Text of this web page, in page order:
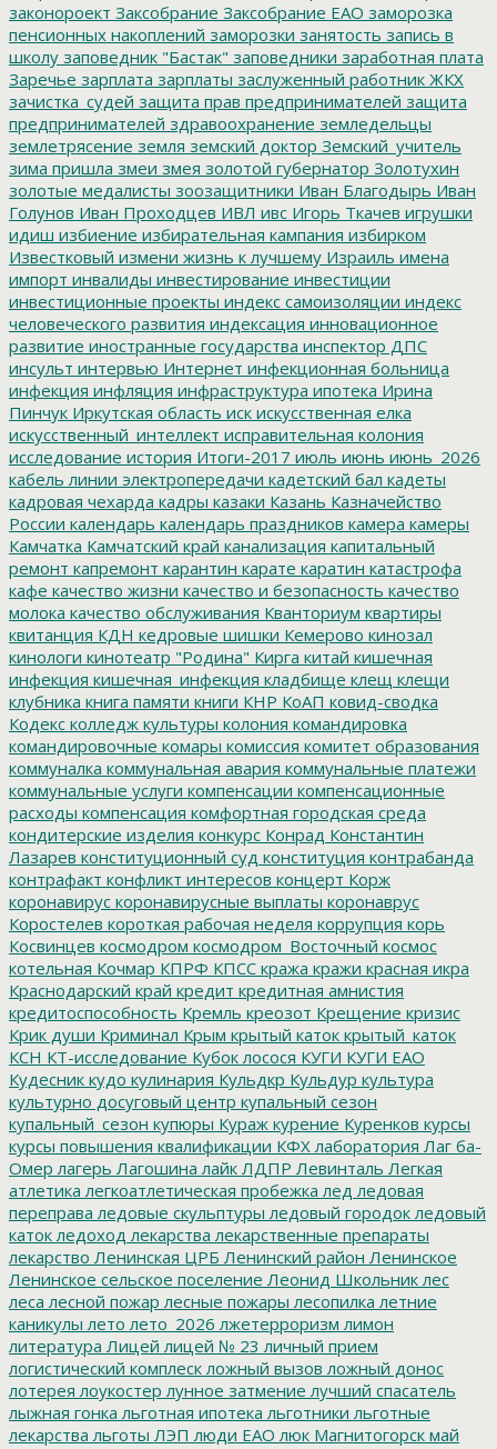
законороект Заксобрание Заксобрание ЕАО заморозка
пенсионных накоплений заморозки занятость запись в
школу заповедник "Бастак" заповедники заработная плата
Заречье зарплата зарплаты заслуженный работник ЖКХ
зачистка_судей защита прав предпринимателей защита
предпринимателей здравоохранение земледельцы
землетрясение земля земский доктор Земский_учитель
зима пришла змеи змея золотой губернатор Золотухин
золотые медалисты зоозащитники Иван Благодырь Иван
Голунов Иван Проходцев ИВЛ ивс Игорь Ткачев игрушки
идиш избиение избирательная кампания избирком
Известковый измени жизнь к лучшему Израиль имена
импорт инвалиды инвестирование инвестиции
инвестиционные проекты индекс самоизоляции индекс
человеческого развития индексация инновационное
развитие иностранные государства инспектор ДПС
инсульт интервью Интернет инфекционная больница
инфекция инфляция инфраструктура ипотека Ирина
Пинчук Иркутская область иск искусственная елка
искусственный_интеллект исправительная колония
исследование история Итоги-2017 июль июнь июнь_2026
кабель линии электропередачи кадетский бал кадеты
кадровая чехарда кадры казаки Казань Казначейство
России календарь календарь праздников камера камеры
Камчатка Камчатский край канализация капитальный
ремонт капремонт карантин карате каратин катастрофа
кафе качество жизни качество и безопасность качество
молока качество обслуживания Кванториум квартиры
квитанция КДН кедровые шишки Кемерово кинозал
кинологи кинотеатр "Родина" Кирга китай кишечная
инфекция кишечная_инфекция кладбище клещ клещи
клубника книга памяти книги КНР КоАП ковид-сводка
Кодекс колледж культуры колония командировка
командировочные комары комиссия комитет образования
коммуналка коммунальная авария коммунальные платежи
коммунальные услуги компенсации компенсационные
расходы компенсация комфортная городская среда
кондитерские изделия конкурс Конрад Константин
Лазарев конституционный суд конституция контрабанда
контрафакт конфликт интересов концерт Корж
коронавирус коронавирусные выплаты коронаврус
Коростелев короткая рабочая неделя коррупция корь
Косвинцев космодром космодром_Восточный космос
котельная Кочмар КПРФ КПСС кража кражи красная икра
Краснодарский край кредит кредитная амнистия
кредитоспособность Кремль креозот Крещение кризис
Крик души Криминал Крым крытый каток крытый_каток
КСН КТ-исследование Кубок лосося КУГИ КУГИ ЕАО
Кудесник кудо кулинария Кульдкр Кульдур культура
культурно досуговый центр купальный сезон
купальный_сезон купюры Кураж курение Куренков курсы
курсы повышения квалификации КФХ лаборатория Лаг ба-
Омер лагерь Лагошина лайк ЛДПР Левинталь Легкая
атлетика легкоатлетическая пробежка лед ледовая
переправа ледовые скульптуры ледовый городок ледовый
каток ледоход лекарства лекарственные препараты
лекарство Ленинская ЦРБ Ленинский район Ленинское
Ленинское сельское поселение Леонид Школьник лес
леса лесной пожар лесные пожары лесопилка летние
каникулы лето лето_2026 лжетерроризм лимон
литература Лицей лицей № 23 личный прием
логистический комплеск ложный вызов ложный донос
лотерея лоукостер лунное затмение лучший спасатель
лыжная гонка льготная ипотека льготники льготные
лекарства льготы ЛЭП люди ЕАО люк Магнитогорск май